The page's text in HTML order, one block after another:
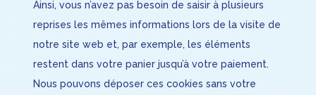
Ainsi, vous n’avez pas besoin de saisir à plusieurs
reprises les mêmes informations lors de la visite de
notre site web et, par exemple, les éléments
restent dans votre panier jusqu’à votre paiement.
Nous pouvons déposer ces cookies sans votre